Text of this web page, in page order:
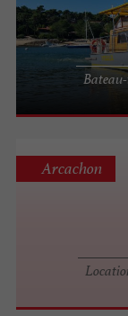
Arcachon